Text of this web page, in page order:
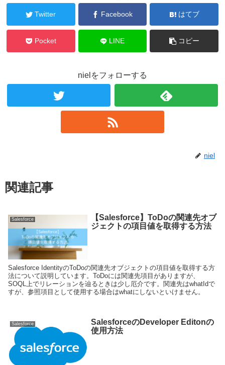
Twitter Facebook はてブ
Pocket LINE コピー
nielをフォローする
niel
関連記事
Salesforce
【Salesforce】ToDoの関連先オブ
ジェクトの項目値を取得する方法
Salesforce IdentityのToDoの関連先オブジェクトの項目値を取得する方
法について説明しています。ToDoには関連先項目がありますが、
SOQL上でリレーションを辿るときは少し厄介です。関連先はwhatIdで
すが、参照項目として使用する場合はwhatにしないといけません。
Salesforce
SalesforceのDeveloper Editonの
使用方法